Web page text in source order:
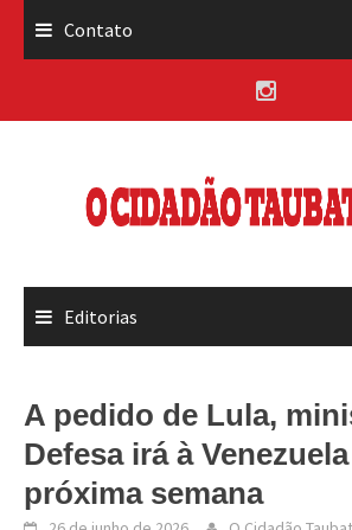
Contato
Editorias
A pedido de Lula,
Defesa irá à
próxima semana